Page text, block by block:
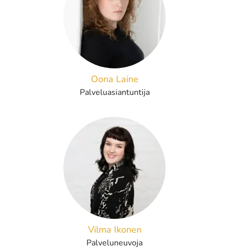
Oona Laine
Palveluasiantuntija
Vilma Ikonen
Palveluneuvoja